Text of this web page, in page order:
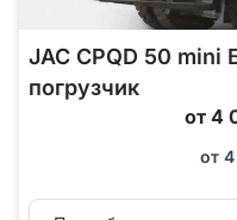
JAC CPQD 50 mini
погрузчик
от 4
от